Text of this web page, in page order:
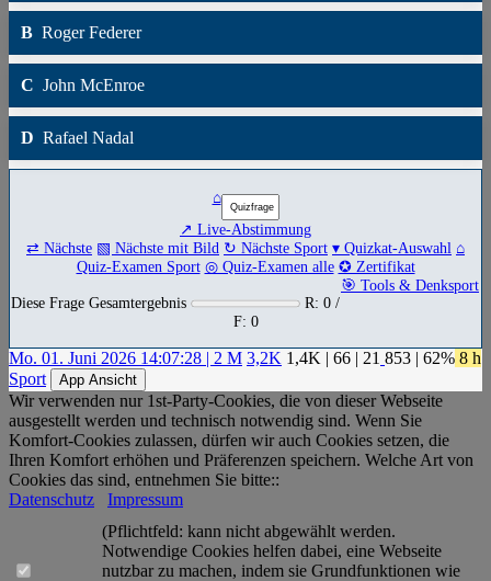
B Roger Federer
C John McEnroe
D Rafael Nadal
⌂
↗ Live-Abstimmung
⇄ Nächste ▧ Nächste mit Bild ↻ Nächste Sport ▾ Quizkat-Auswahl ⌂
Quiz-Examen Sport ◎ Quiz-Examen alle ✪ Zertifikat
🎯 Tools & Denksport
Diese Frage Gesamtergebnis
R: 0 /
F: 0
Mo. 01. Juni 2026 14:07:28 | 2 M 3,2K 1,4K | 66 | 21 853 | 62% 8 h
Sport
App Ansicht
Wir verwenden nur 1st-Party-Cookies, die von dieser Webseite
ausgestellt werden und technisch notwendig sind. Wenn Sie
Komfort-Cookies zulassen, dürfen wir auch Cookies setzen, die
Ihren Komfort erhöhen und Präferenzen speichern. Welche Art von
Cookies das sind, entnehmen Sie bitte::
Datenschutz
Impressum
(Pflichtfeld: kann nicht abgewählt werden.
Notwendige Cookies helfen dabei, eine Webseite
nutzbar zu machen, indem sie Grundfunktionen wie